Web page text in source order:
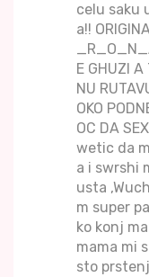
celu saku
a!!
E GHUZI A
NU
OKO
OC DA
wetic da
a i swrshi
usta
m super
ko konj
mama mi
sto